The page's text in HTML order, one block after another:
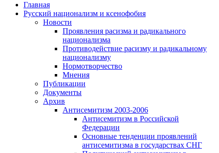
Главная
Русский национализм и ксенофобия
Новости
Проявления расизма и радикального
национализма
Противодействие расизму и радикальному
национализму
Нормотворчество
Мнения
Публикации
Документы
Архив
Антисемитизм 2003-2006
Антисемитизм в Российской
Федерации
Основные тенденции проявлений
антисемитизма в государствах СНГ